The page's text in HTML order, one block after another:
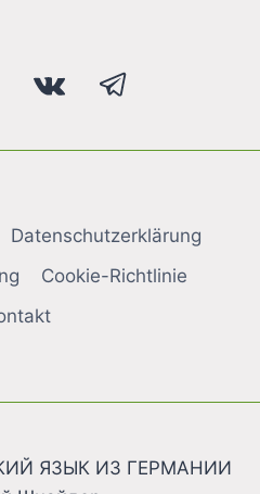
Datenschutzerklärung
Cookie-Richtlinie
ЯЗЫК ИЗ ГЕРМАНИИ